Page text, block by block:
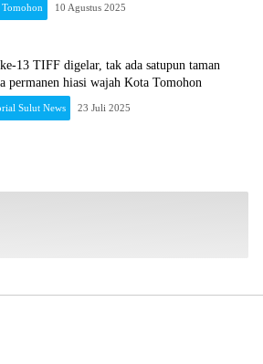
10 Agustus 2025
13 TIFF digelar, tak ada satupun taman
permanen hiasi wajah Kota Tomohon
Sulut News 23 Juli 2025